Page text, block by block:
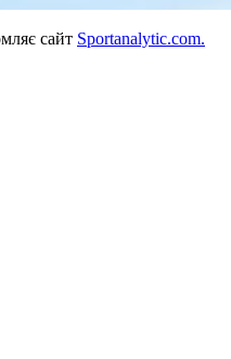
сайт Sportanalytic.com.